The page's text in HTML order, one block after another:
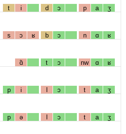
t i d ɔ p a ʒ
s ɔ ʁ b ɔ n ɑ ʁ
ɑ̃ t ɔ nw ɑ ʁ
p i l ɔ t a ʒ
p ə l ɔ t a ʒ